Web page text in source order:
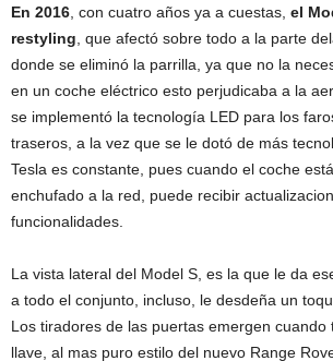
En 2016 , con cuatro años ya a cuestas, el
restyling , que afectó sobre todo a la parte
donde se eliminó la parrilla, ya que no la
en un coche eléctrico esto perjudicaba a la
se implementó la tecnología LED para los
traseros, a la vez que se le dotó de más
Tesla es constante, pues cuando el coche
enchufado a la red, puede recibir
funcionalidades.
La vista lateral del Model S, es la que le da
a todo el conjunto, incluso, le desdeña un
Los tiradores de las puertas emergen cuando
llave, al mas puro estilo del nuevo Range